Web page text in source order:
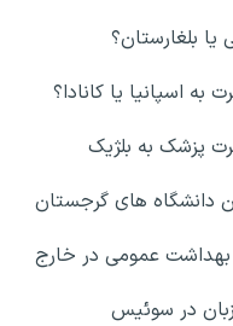
یا بلغارستان؟
به اسپانیا یا کانادا؟
پزشک به بلژیک
دانشگاه های گرجستان
عمومی در خارج
در سوئیس